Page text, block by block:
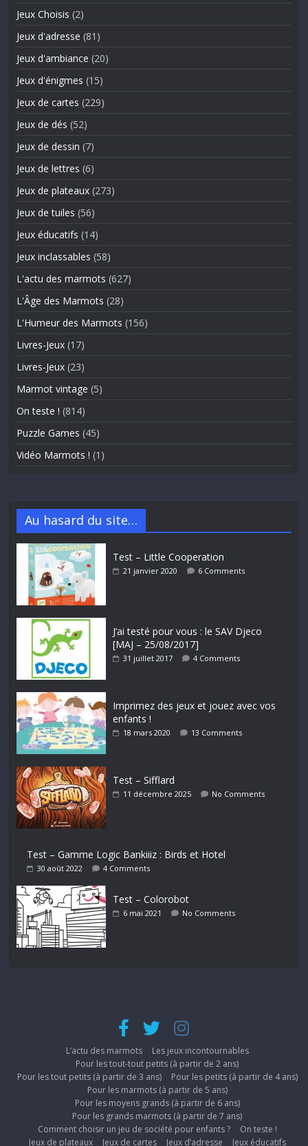
Jeux Choisis (2)
Jeux d'adresse (81)
Jeux d'ambiance (20)
Jeux d'énigmes (15)
Jeux de cartes (229)
Jeux de dés (52)
Jeux de dessin (7)
Jeux de lettres (6)
Jeux de plateaux (273)
Jeux de tuiles (56)
Jeux éducatifs (14)
Jeux inclassables (58)
L'actu des marmots (627)
L'Âge des Marmots (28)
L'Humeur des Marmots (156)
Livres-Jeux (17)
Livres-Jeux (23)
Marmot vintage (5)
On teste ! (814)
Puzzle Games (45)
Vidéo Marmots ! (1)
Au hasard du site…
Test – Little Cooperation
21 janvier 2020 6 Comments
J’ai testé pour vous : le SAV Djeco
[MAJ – 25/08/2017]
31 juillet 2017 4 Comments
Imprimez des jeux et jouez avec vos
enfants !
18 mars 2020 13 Comments
Test – Sifflard
11 décembre 2025 No Comments
Test – Gamme Logic Bankiiiz : Birds et Hotel
30 août 2022 4 Comments
Test – Colorobot
6 mai 2021 No Comments
L’actu des marmots
Les jeux incontournables
Pour les tout-tout petits (à partir de 2 ans)
Pour les tout petits (à partir de 3 ans)
Pour les petits (à partir de 4 ans)
Pour les marmots (à partir de 5 ans)
Pour les moyens grands (à partir de 6 ans)
Pour les grands marmots (à partir de 7 ans)
Comment choisir un jeu de société pour enfants ?
On teste !
Jeux de plateaux
Jeux de cartes Jeux d’adresse Jeux éducatifs